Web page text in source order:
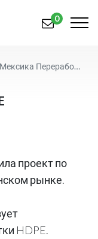
(US)
0
Мексика Переработка HDPE
проект по
рынке.
HDPE.